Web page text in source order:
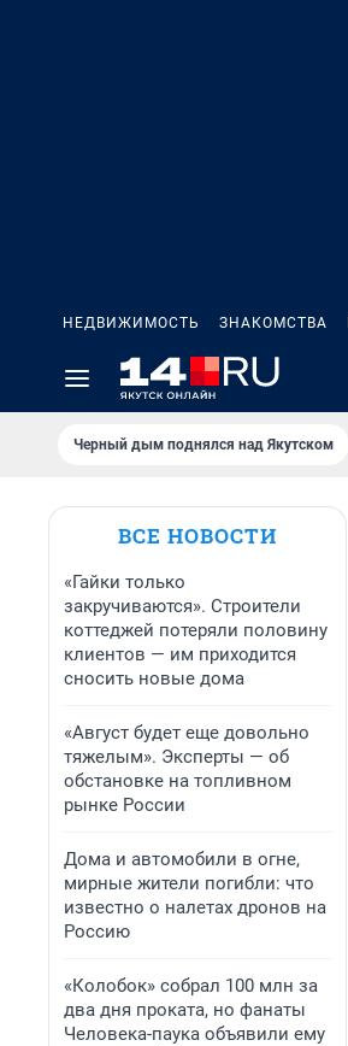
НЕДВИЖИМОСТЬ ЗНАКОМСТВА
Черный дым поднялся над Якутском
ВСЕ НОВОСТИ
«Гайки только
закручиваются». Строители
коттеджей потеряли половину
клиентов — им приходится
сносить новые дома
«Август будет еще довольно
тяжелым». Эксперты — об
обстановке на топливном
рынке России
Дома и автомобили в огне,
мирные жители погибли: что
известно о налетах дронов на
Россию
«Колобок» собрал 100 млн за
два дня проката, но фанаты
Человека-паука объявили ему